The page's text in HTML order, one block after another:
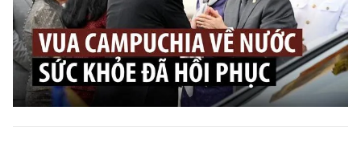
Sản phẩm khác
Tiện ích Bạn cần biết